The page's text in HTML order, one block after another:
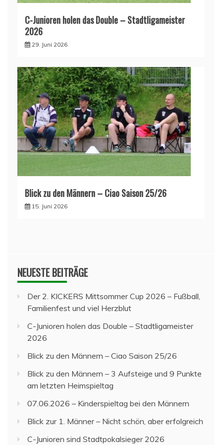
C-Junioren holen das Double – Stadtligameister
2026
29. Juni 2026
Blick zu den Männern – Ciao Saison 25/26
15. Juni 2026
NEUESTE BEITRÄGE
Der 2. KICKERS Mittsommer Cup 2026 – Fußball,
Familienfest und viel Herzblut
C-Junioren holen das Double – Stadtligameister
2026
Blick zu den Männern – Ciao Saison 25/26
Blick zu den Männern – 3 Aufsteige und 9 Punkte
am letzten Heimspieltag
07.06.2026 – Kinderspieltag bei den Männern
Blick zur 1. Männer – Nicht schön, aber erfolgreich
C-Junioren sind Stadtpokalsieger 2026